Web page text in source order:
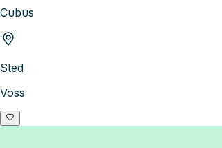
Cubus
Sted
Voss